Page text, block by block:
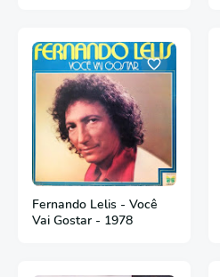
Fernando Lelis - Você
Vai Gostar - 1978